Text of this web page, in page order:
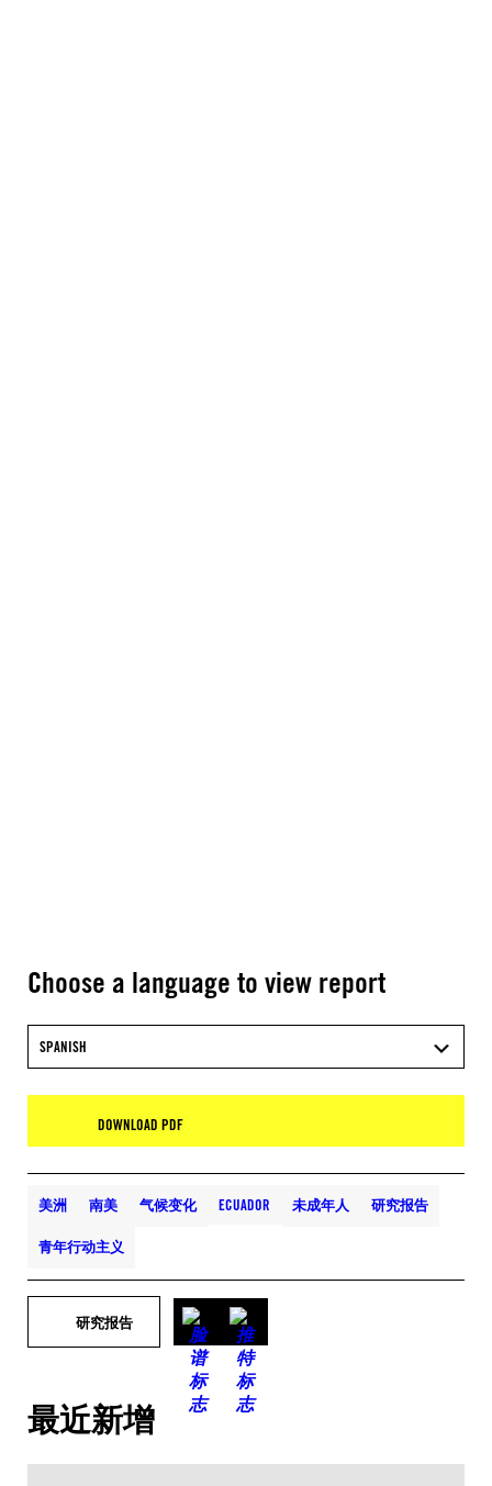
Choose a language to view report
SPANISH
DOWNLOAD PDF
美洲 南美 气候变化 ECUADOR 未成年人 研究报告
青年行动主义
研究报告
最近新增